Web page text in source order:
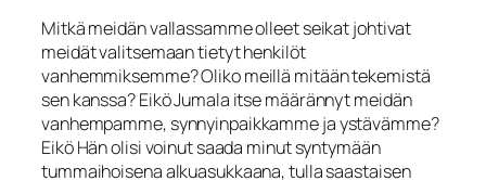
Mitkä meidän vallassamme olleet seikat johtivat
meidät valitse­maan tietyt henkilöt
vanhemmiksemme? Oliko meillä mitään tekemistä
sen kanssa? Eikö Jumala itse määrännyt meidän
vanhempamme, synnyinpaikkamme ja ystä­vämme?
Eikö Hän olisi voinut saada minut syntymään
tummaihoisena alkuasuk­kaana, tulla saastaisen